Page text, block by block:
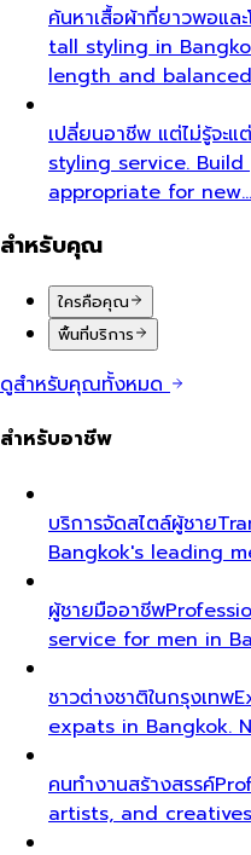
ค้นหาเสื้อผ้าที่ยาวพอแ
tall styling in
length and
เปลี่ยนอาชีพ แต่ไม่รู้จะแ
styling service.
appropriate for new…
สำหรับคุณ
ใครคือคุณ
พื้นที่บริการ
ดูสำหรับคุณทั้งหมด
สำหรับอาชีพ
บริการจัดสไตล์ผู้ชาย
Bangkok's leading
ผู้ชายมืออาชีพ
service for men in
ชาวต่างชาติในกรุงเทพ
expats in Bangkok.
คนทำงานสร้างสรรค์
artists, and